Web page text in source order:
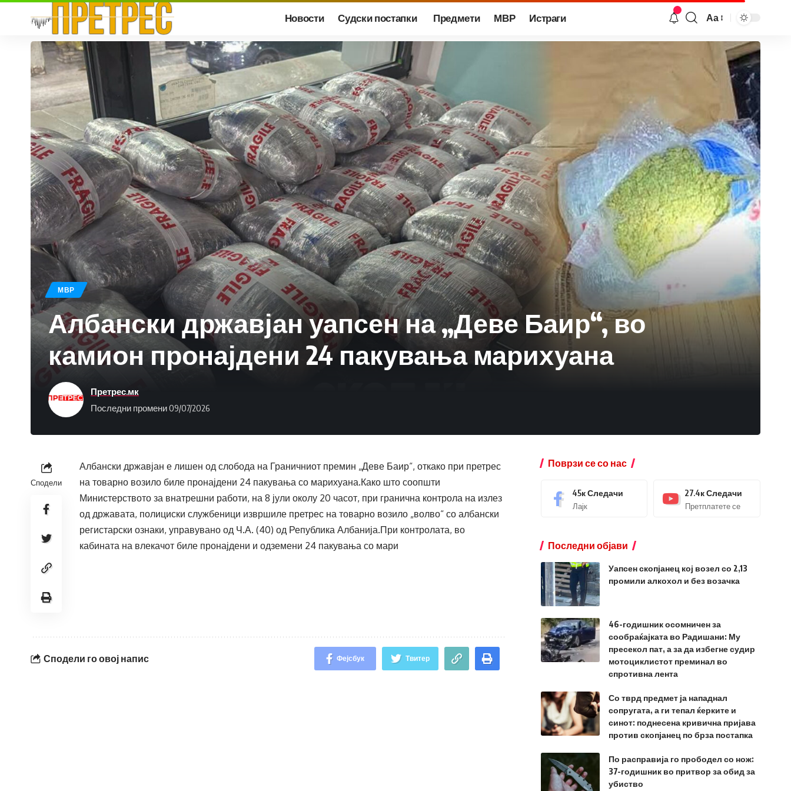
Новости Судски постапки Предмети МВР Истраги Аа
МВР
Албански државјан уапсен на „Деве Баир“, во
камион пронајдени 24 пакувања марихуана
Последни промени 09/07/2026
Претрес.мк
Сподели
Албански државјан е лишен од слобода на Граничниот премин „Деве Баир“, откако при претрес
на товарно возило биле пронајдени 24 пакувања со марихуана.Како што соопшти
Министерството за внатрешни работи, на 8 јули околу 20 часот, при гранична контрола на излез
од државата, полициски службеници извршиле претрес на товарно возило „волво“ со албански
регистарски ознаки, управувано од Ч.А. (40) од Република Албанија.При контролата, во
кабината на влекачот биле пронајдени и одземени 24 пакувања со мари
Сподели го овој напис Фејсбук Твитер
Поврзи се со нас
45кСледачи
Лајк
27.4кСледачи
Претплатете се
Последни објави
Уапсен скопјанец кој возел со 2,13
промили алкохол и без возачка
46-годишник осомничен за
сообраќајката во Радишани: Му
пресекол пат, а за да избегне судир
мотоциклистот преминал во
спротивна лента
Со тврд предмет ја нападнал
сопругата, а ги тепал ќерките и
синот: поднесена кривична пријава
против скопјанец по брза постапка
По расправија го прободел со нож:
37-годишник во притвор за обид за
убиство